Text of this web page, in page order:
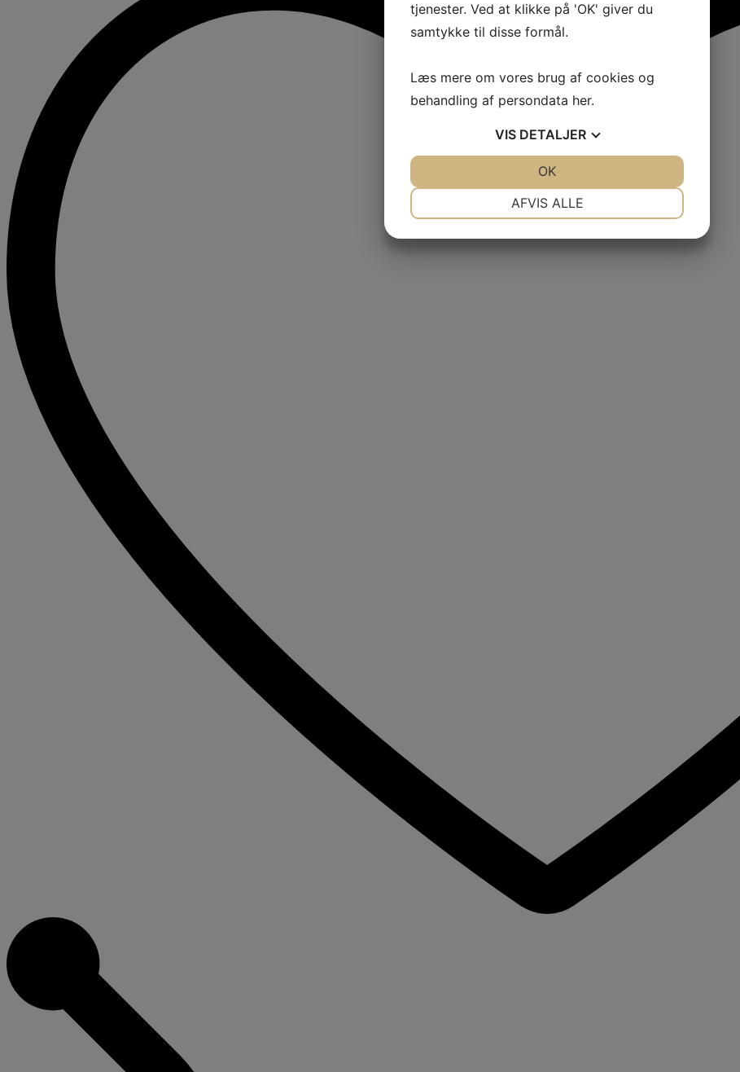
tjenester. Ved at klikke på 'OK' giver du
samtykke til disse formål.
Læs mere om vores brug af cookies og
behandling af persondata her.
VIS DETALJER
AFVIS ALLE
OK